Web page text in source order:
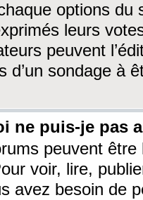
options du
leurs
peuvent
d’un sondage à
ne puis-je pas
peuvent être
voir, lire,
avez besoin de